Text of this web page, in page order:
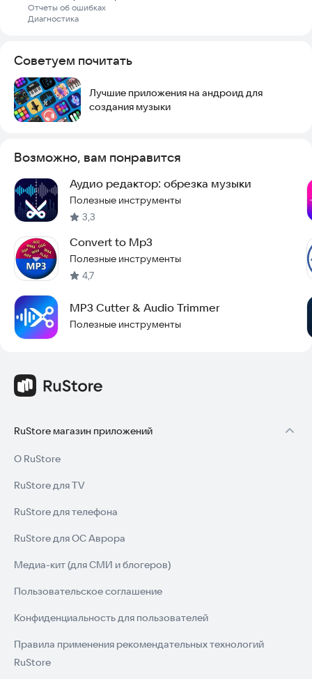
Отчеты об ошибках
Диагностика
Советуем почитать
Лучшие приложения на андроид для
создания музыки
Возможно, вам понравится
Аудио редактор: обрезка музыки
Полезные инструменты
3,3
Convert to Mp3
Полезные инструменты
4,7
MP3 Cutter & Audio Trimmer
Полезные инструменты
RuStore магазин приложений
О RuStore
RuStore для TV
RuStore для телефона
RuStore для ОС Аврора
Медиа-кит (для СМИ и блогеров)
Пользовательское соглашение
Конфиденциальность для пользователей
Правила применения рекомендательных технологий
RuStore